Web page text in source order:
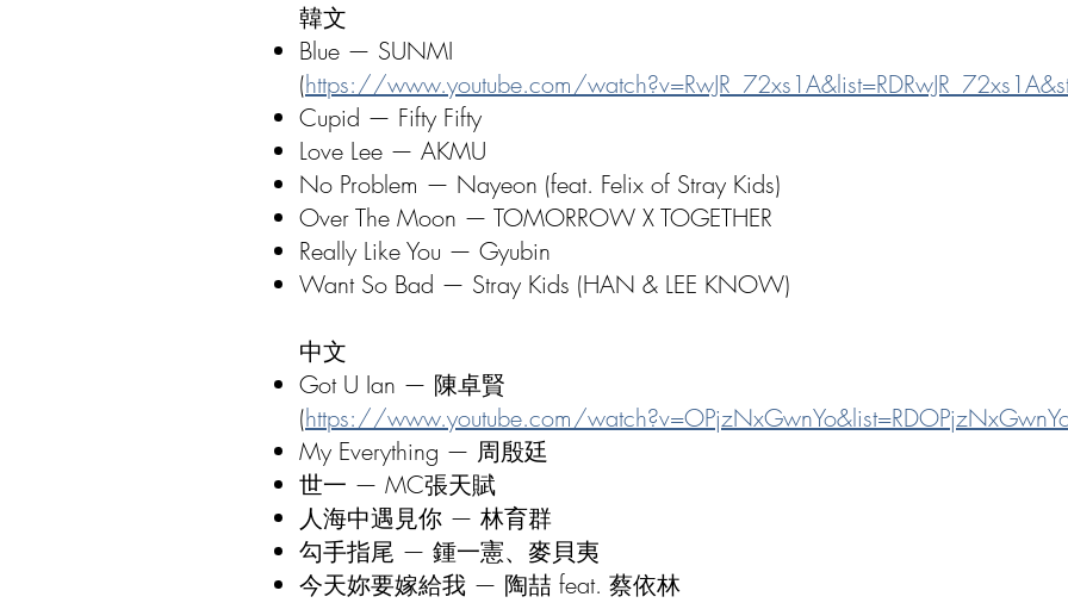
韓文
Blue — SUNMI
(https://www.youtube.com/
Cupid — Fifty Fifty
Love Lee — AKMU
No Problem — Nayeon (feat. Felix of Stray Kids)
Over The Moon — TOMORROW X TOGETHER
Really Like You — Gyubin
Want So Bad — Stray Kids (HAN & LEE KNOW)
中文
Got U Ian — 陳卓賢
(https://www.youtube.com/
My Everything — 周殷廷
世一 — MC張天賦
人海中遇見你 — 林育群
勾手指尾 — 鍾一憲、麥貝夷
今天妳要嫁給我 — 陶喆 feat. 蔡依林